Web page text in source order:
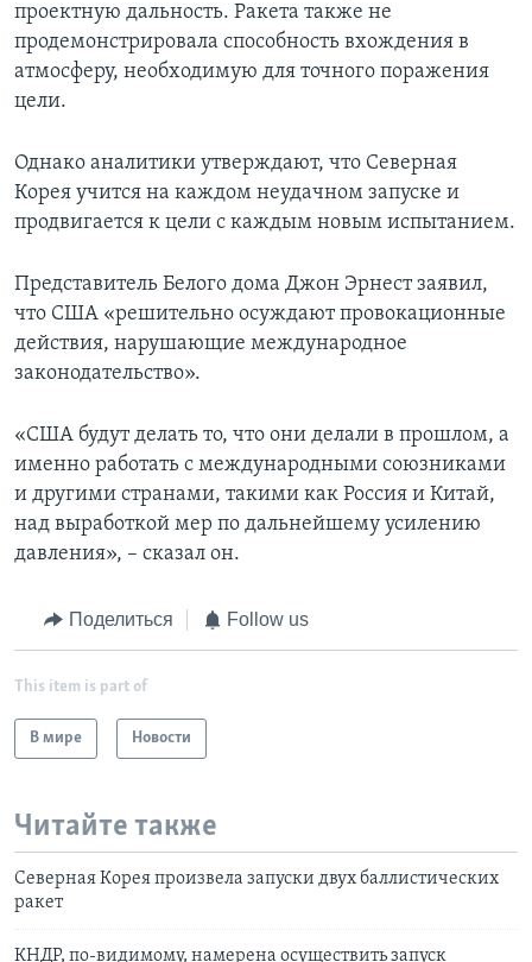
проектную дальность. Ракета также не
продемонстрировала способность вхождения в
атмосферу, необходимую для точного поражения
цели.
Однако аналитики утверждают, что Северная
Корея учится на каждом неудачном запуске и
продвигается к цели с каждым новым испытанием.
Представитель Белого дома Джон Эрнест заявил,
что США «решительно осуждают провокационные
действия, нарушающие международное
законодательство».
«США будут делать то, что они делали в прошлом, а
именно работать с международными союзниками
и другими странами, такими как Россия и Китай,
над выработкой мер по дальнейшему усилению
давления», – сказал он.
Поделиться Follow us
This item is part of
В мире Новости
Читайте также
Северная Корея произвела запуски двух баллистических
ракет
КНДР, по-видимому, намерена осуществить запуск